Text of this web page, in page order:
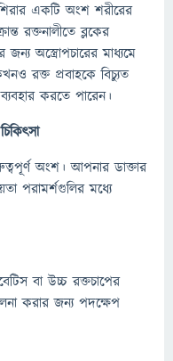
একটি অংশ শরীরের
রক্তনালীতে ব্লকের
অস্ত্রোপচারের মাধ্যমে
রক্ত ​​​​প্রবাহকে বিচ্যুত
করতে পারেন।
অংশ। আপনার ডাক্তার
পরামর্শগুলির মধ্যে
বা উচ্চ রক্তচাপের
করার জন্য পদক্ষেপ